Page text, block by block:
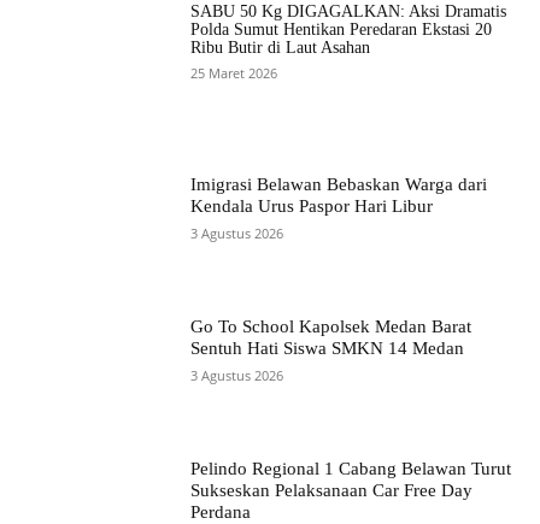
SABU 50 Kg DIGAGALKAN: Aksi Dramatis
Polda Sumut Hentikan Peredaran Ekstasi 20
Ribu Butir di Laut Asahan
25 Maret 2026
Imigrasi Belawan Bebaskan Warga dari
Kendala Urus Paspor Hari Libur
3 Agustus 2026
Go To School Kapolsek Medan Barat
Sentuh Hati Siswa SMKN 14 Medan
3 Agustus 2026
Pelindo Regional 1 Cabang Belawan Turut
Sukseskan Pelaksanaan Car Free Day
Perdana